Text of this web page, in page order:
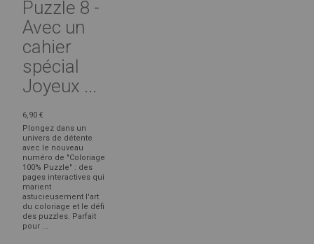
Puzzle 8 -
Avec un
cahier
spécial
Joyeux ...
6,90 €
Plongez dans un
univers de détente
avec le nouveau
numéro de "Coloriage
100% Puzzle" : des
pages interactives qui
marient
astucieusement l'art
du coloriage et le défi
des puzzles. Parfait
pour ...